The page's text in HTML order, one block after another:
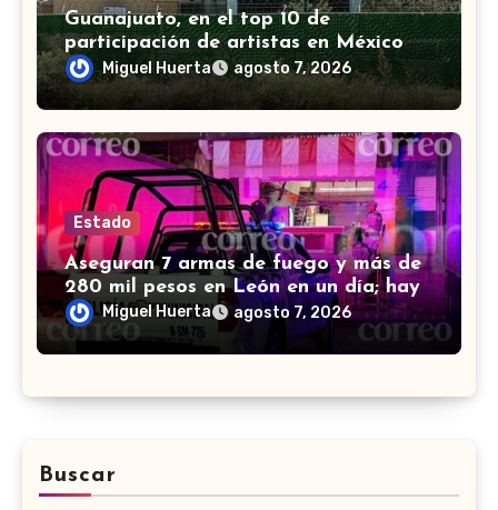
Guanajuato, en el top 10 de
participación de artistas en México
Canta, señalan en mañanera
Miguel Huerta agosto 7, 2026
Estado
Aseguran 7 armas de fuego y más de
280 mil pesos en León en un día; hay
4 detenidos
Miguel Huerta agosto 7, 2026
Buscar